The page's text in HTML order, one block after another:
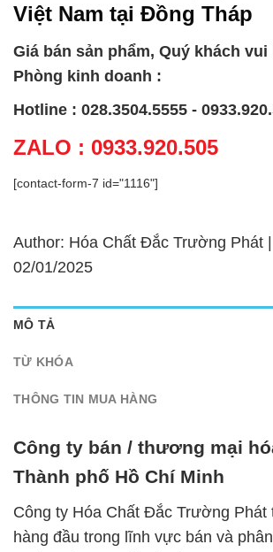
Việt Nam tại Đồng Tháp
Giá bán sản phẩm, Quý khách
Phòng kinh doanh :
Hotline : 028.3504.5555 -
ZALO : 0933.920.505
[contact-form-7 id="1116"]
Author: Hóa Chất Đắc Trường Phát
02/01/2025
MÔ TẢ
TỪ KHÓA
THÔNG TIN MUA HÀNG
Công ty bán / thương mại
Thành phố Hồ Chí Minh
Công ty Hóa Chất Đắc Trường Phát
hàng đầu trong lĩnh vực bán và